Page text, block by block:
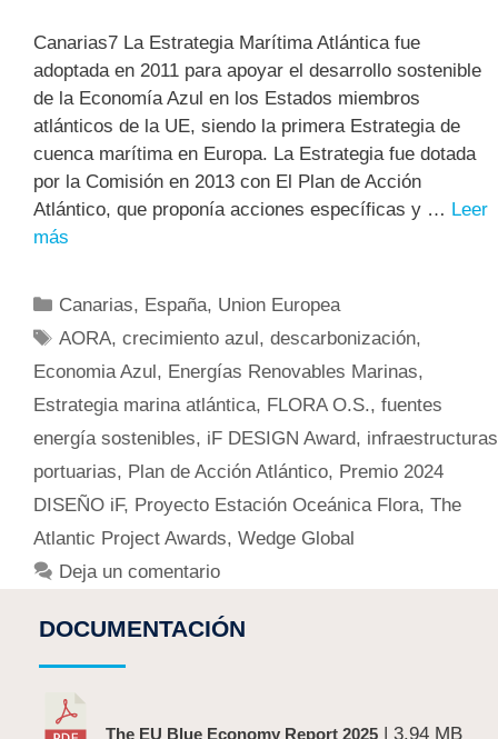
Canarias7 La Estrategia Marítima Atlántica fue
adoptada en 2011 para apoyar el desarrollo sostenible
de la Economía Azul en los Estados miembros
atlánticos de la UE, siendo la primera Estrategia de
cuenca marítima en Europa. La Estrategia fue dotada
por la Comisión en 2013 con El Plan de Acción
Atlántico, que proponía acciones específicas y … Leer
más
Canarias, España, Union Europea
AORA,crecimiento azul,descarbonización,
Economia Azul, Energías Renovables Marinas,
Estrategia marina atlántica, FLORA O.S., fuentes
energía sostenibles, iF DESIGN Award, infraestructuras
portuarias, Plan de Acción Atlántico, Premio 2024
DISEÑO iF, Proyecto Estación Oceánica Flora, The
Atlantic Project Awards, Wedge Global
Deja un comentario
DOCUMENTACIÓN
The EU Blue Economy Report 2025 | 3.94 MB